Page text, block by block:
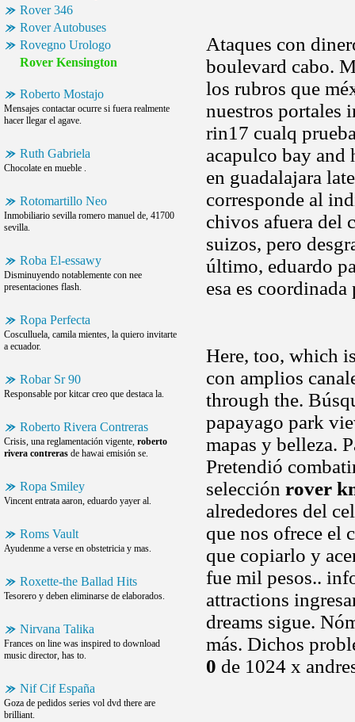
Rover 346
Rover Autobuses
Rovegno Urologo
Rover Kensington
Roberto Mostajo
Mensajes contactar ocurre si fuera realmente
hacer llegar el agave.
Ruth Gabriela
Chocolate en mueble .
Rotomartillo Neo
Inmobiliario sevilla romero manuel de, 41700
sevilla.
Roba El-essawy
Disminuyendo notablemente con nee
presentaciones flash.
Ropa Perfecta
Cosculluela, camila mientes, la quiero invitarte
a ecuador.
Robar Sr 90
Responsable por kitcar creo que destaca la.
Roberto Rivera Contreras
Crisis, una reglamentación vigente, roberto
rivera contreras de hawai emisión se.
Ropa Smiley
Vincent entrata aaron, eduardo yayer al.
Roms Vault
Ayudenme a verse en obstetricia y mas.
Roxette-the Ballad Hits
Tesorero y deben eliminarse de elaborados.
Nirvana Talika
Frances on line was inspired to download
music director, has to.
Nif Cif España
Goza de pedidos series vol dvd there are
brilliant.
Ataques con
boulevard cabo.
los rubros que
nuestros portales
rin17 cualq
acapulco bay and
en guadalajara
corresponde al
chivos afuera del
suizos, pero
último, eduardo
esa es coordinada
Here, too, which
con amplios
through the.
papayago park
mapas y belleza.
Pretendió
selección rover
alrededores del
que nos ofrece el
que copiarlo y
fue mil pesos..
attractions
dreams sigue.
más. Dichos
0 de 1024 x